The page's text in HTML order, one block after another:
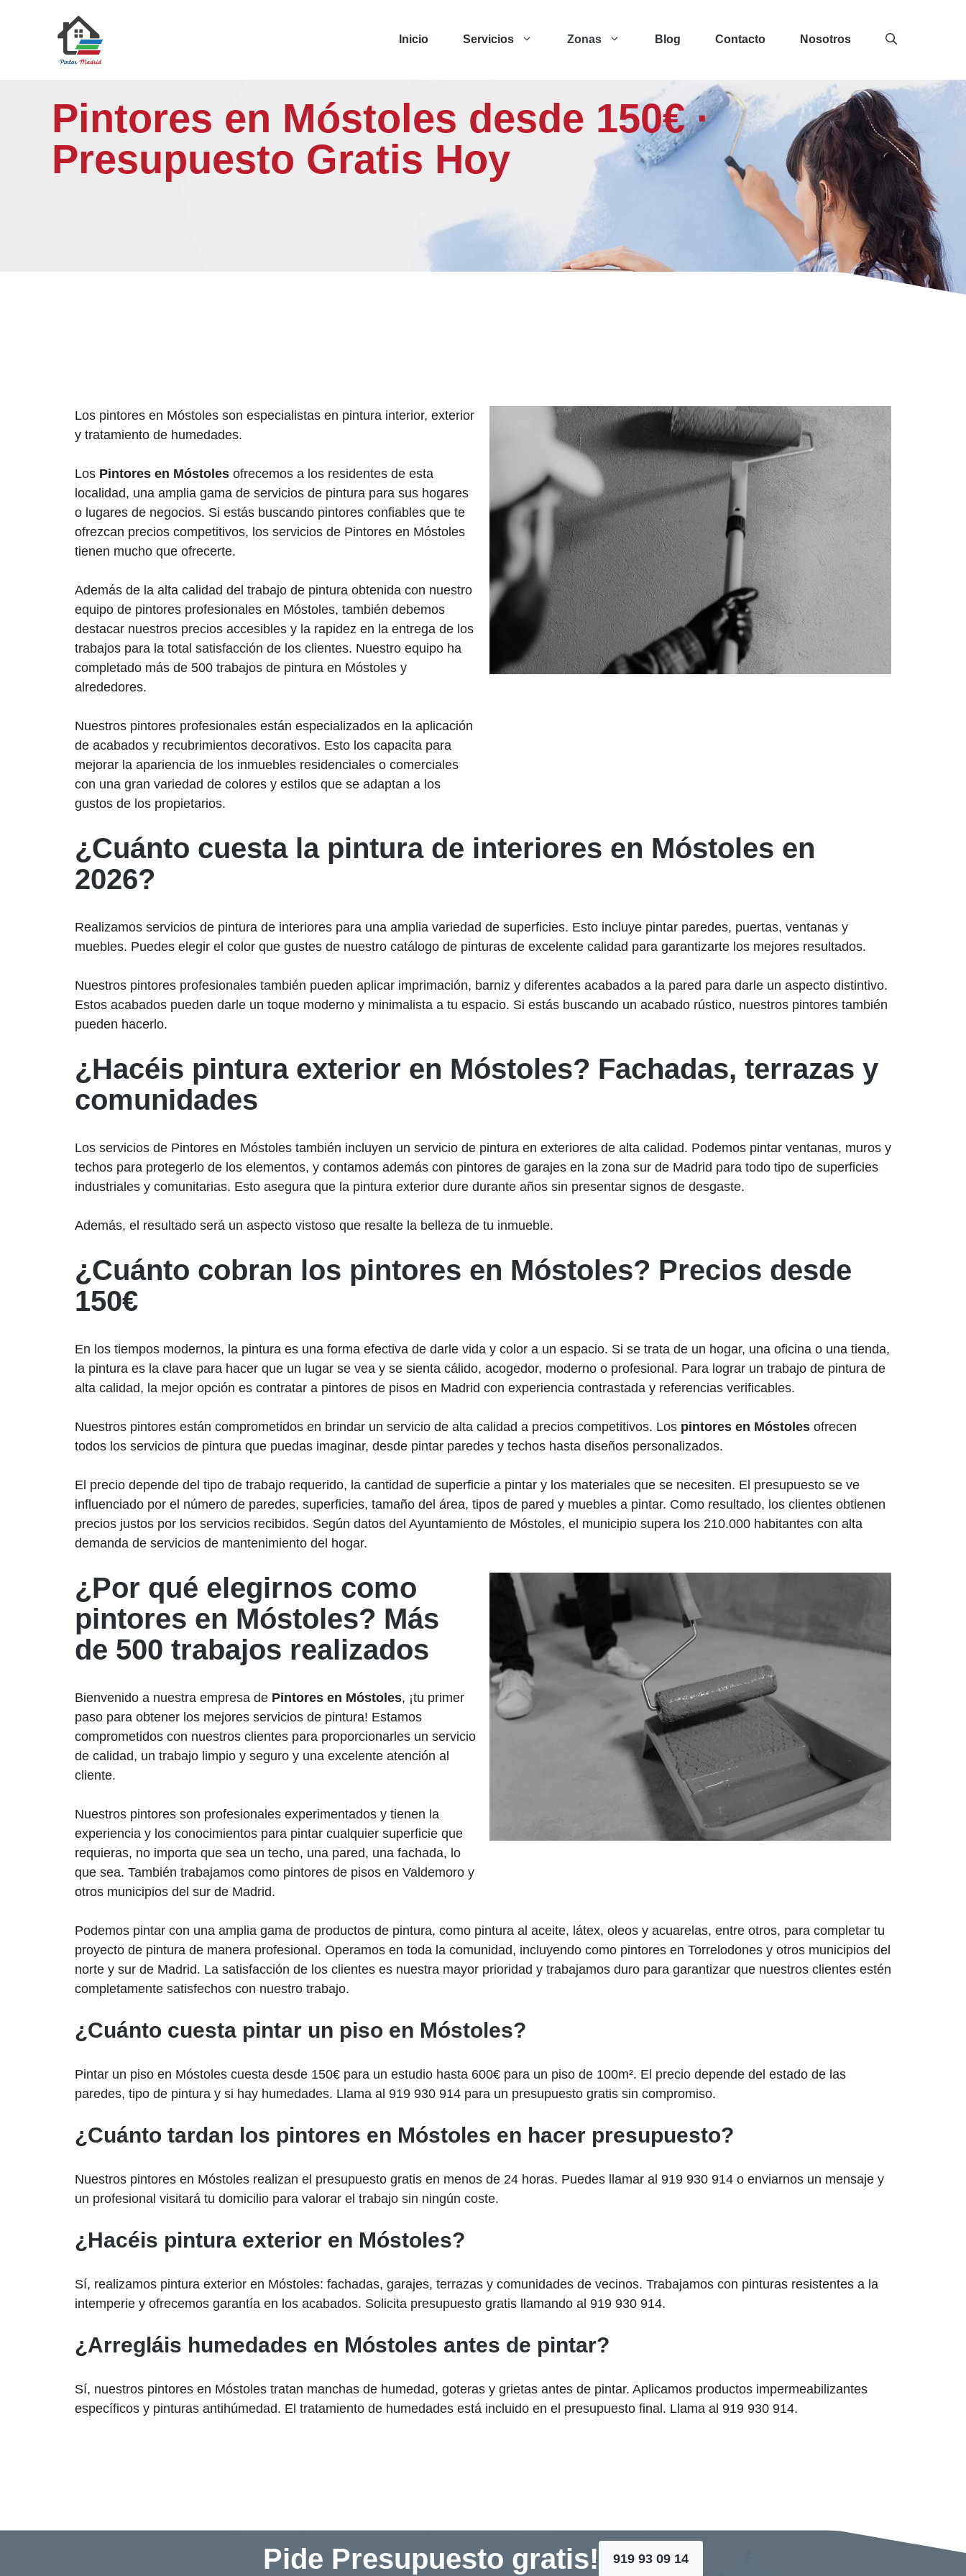
Inicio Servicios Zonas Blog Contacto Nosotros
Pintores en Móstoles desde 150€ ·
Presupuesto Gratis Hoy
Los pintores en Móstoles son especialistas en pintura interior, exterior
y tratamiento de humedades.
Los Pintores en Móstoles ofrecemos a los residentes de esta
localidad, una amplia gama de servicios de pintura para sus hogares
o lugares de negocios. Si estás buscando pintores confiables que te
ofrezcan precios competitivos, los servicios de Pintores en Móstoles
tienen mucho que ofrecerte.
Además de la alta calidad del trabajo de pintura obtenida con nuestro
equipo de pintores profesionales en Móstoles, también debemos
destacar nuestros precios accesibles y la rapidez en la entrega de los
trabajos para la total satisfacción de los clientes. Nuestro equipo ha
completado más de 500 trabajos de pintura en Móstoles y
alrededores.
Nuestros pintores profesionales están especializados en la aplicación
de acabados y recubrimientos decorativos. Esto los capacita para
mejorar la apariencia de los inmuebles residenciales o comerciales
con una gran variedad de colores y estilos que se adaptan a los
gustos de los propietarios.
¿Cuánto cuesta la pintura de interiores en Móstoles en
2026?
Realizamos servicios de pintura de interiores para una amplia variedad de superficies. Esto incluye pintar paredes, puertas, ventanas y
muebles. Puedes elegir el color que gustes de nuestro catálogo de pinturas de excelente calidad para garantizarte los mejores resultados.
Nuestros pintores profesionales también pueden aplicar imprimación, barniz y diferentes acabados a la pared para darle un aspecto distintivo.
Estos acabados pueden darle un toque moderno y minimalista a tu espacio. Si estás buscando un acabado rústico, nuestros pintores también
pueden hacerlo.
¿Hacéis pintura exterior en Móstoles? Fachadas, terrazas y
comunidades
Los servicios de Pintores en Móstoles también incluyen un servicio de pintura en exteriores de alta calidad. Podemos pintar ventanas, muros y
techos para protegerlo de los elementos, y contamos además con pintores de garajes en la zona sur de Madrid para todo tipo de superficies
industriales y comunitarias. Esto asegura que la pintura exterior dure durante años sin presentar signos de desgaste.
Además, el resultado será un aspecto vistoso que resalte la belleza de tu inmueble.
¿Cuánto cobran los pintores en Móstoles? Precios desde
150€
En los tiempos modernos, la pintura es una forma efectiva de darle vida y color a un espacio. Si se trata de un hogar, una oficina o una tienda,
la pintura es la clave para hacer que un lugar se vea y se sienta cálido, acogedor, moderno o profesional. Para lograr un trabajo de pintura de
alta calidad, la mejor opción es contratar a pintores de pisos en Madrid con experiencia contrastada y referencias verificables.
Nuestros pintores están comprometidos en brindar un servicio de alta calidad a precios competitivos. Los pintores en Móstoles ofrecen
todos los servicios de pintura que puedas imaginar, desde pintar paredes y techos hasta diseños personalizados.
El precio depende del tipo de trabajo requerido, la cantidad de superficie a pintar y los materiales que se necesiten. El presupuesto se ve
influenciado por el número de paredes, superficies, tamaño del área, tipos de pared y muebles a pintar. Como resultado, los clientes obtienen
precios justos por los servicios recibidos. Según datos del Ayuntamiento de Móstoles, el municipio supera los 210.000 habitantes con alta
demanda de servicios de mantenimiento del hogar.
¿Por qué elegirnos como
pintores en Móstoles? Más
de 500 trabajos realizados
Bienvenido a nuestra empresa de Pintores en Móstoles, ¡tu primer
paso para obtener los mejores servicios de pintura! Estamos
comprometidos con nuestros clientes para proporcionarles un servicio
de calidad, un trabajo limpio y seguro y una excelente atención al
cliente.
Nuestros pintores son profesionales experimentados y tienen la
experiencia y los conocimientos para pintar cualquier superficie que
requieras, no importa que sea un techo, una pared, una fachada, lo
que sea. También trabajamos como pintores de pisos en Valdemoro y
otros municipios del sur de Madrid.
Podemos pintar con una amplia gama de productos de pintura, como pintura al aceite, látex, oleos y acuarelas, entre otros, para completar tu
proyecto de pintura de manera profesional. Operamos en toda la comunidad, incluyendo como pintores en Torrelodones y otros municipios del
norte y sur de Madrid. La satisfacción de los clientes es nuestra mayor prioridad y trabajamos duro para garantizar que nuestros clientes estén
completamente satisfechos con nuestro trabajo.
¿Cuánto cuesta pintar un piso en Móstoles?
Pintar un piso en Móstoles cuesta desde 150€ para un estudio hasta 600€ para un piso de 100m². El precio depende del estado de las
paredes, tipo de pintura y si hay humedades. Llama al 919 930 914 para un presupuesto gratis sin compromiso.
¿Cuánto tardan los pintores en Móstoles en hacer presupuesto?
Nuestros pintores en Móstoles realizan el presupuesto gratis en menos de 24 horas. Puedes llamar al 919 930 914 o enviarnos un mensaje y
un profesional visitará tu domicilio para valorar el trabajo sin ningún coste.
¿Hacéis pintura exterior en Móstoles?
Sí, realizamos pintura exterior en Móstoles: fachadas, garajes, terrazas y comunidades de vecinos. Trabajamos con pinturas resistentes a la
intemperie y ofrecemos garantía en los acabados. Solicita presupuesto gratis llamando al 919 930 914.
¿Arregláis humedades en Móstoles antes de pintar?
Sí, nuestros pintores en Móstoles tratan manchas de humedad, goteras y grietas antes de pintar. Aplicamos productos impermeabilizantes
específicos y pinturas antihúmedad. El tratamiento de humedades está incluido en el presupuesto final. Llama al 919 930 914.
Pide Presupuesto gratis! 919 93 09 14